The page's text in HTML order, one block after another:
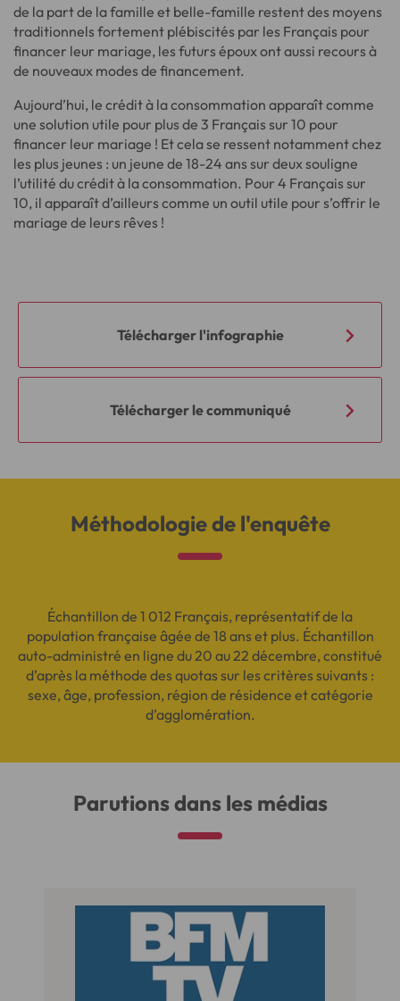
de la part de la famille et belle-famille restent des moyens
traditionnels fortement plébiscités par les Français pour
financer leur mariage, les futurs époux ont aussi recours à
de nouveaux modes de financement.
Aujourd’hui, le crédit à la consommation apparaît comme
une solution utile pour plus de 3 Français sur 10 pour
financer leur mariage ! Et cela se ressent notamment chez
les plus jeunes : un jeune de 18-24 ans sur deux souligne
l’utilité du crédit à la consommation. Pour 4 Français sur
10, il apparaît d’ailleurs comme un outil utile pour s’offrir le
mariage de leurs rêves !
Télécharger l'infographie
Télécharger le communiqué
Méthodologie de l'enquête
Échantillon de 1 012 Français, représentatif de la
population française âgée de 18 ans et plus. Échantillon
auto-administré en ligne du 20 au 22 décembre, constitué
d’après la méthode des quotas sur les critères suivants :
sexe, âge, profession, région de résidence et catégorie
d’agglomération.
Parutions dans les médias